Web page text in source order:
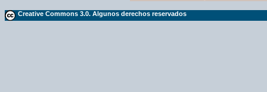
Creative Commons 3.0. Algunos derechos reservados